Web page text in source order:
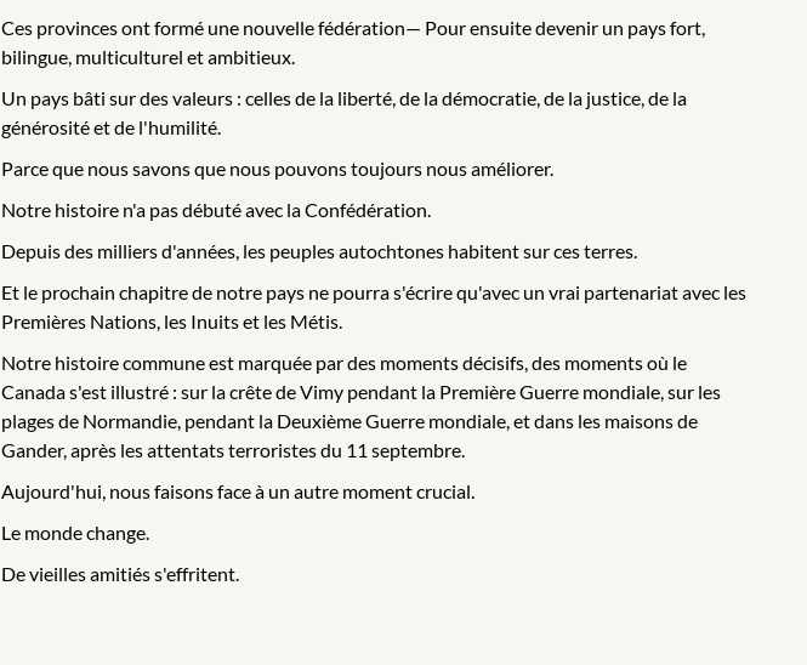
Ces provinces ont formé une nouvelle fédération— Pour ensuite devenir un pays fort,
bilingue, multiculturel et ambitieux.
Un pays bâti sur des valeurs : celles de la liberté, de la démocratie, de la justice, de la
générosité et de l'humilité.
Parce que nous savons que nous pouvons toujours nous améliorer.
Notre histoire n'a pas débuté avec la Confédération.
Depuis des milliers d'années, les peuples autochtones habitent sur ces terres.
Et le prochain chapitre de notre pays ne pourra s'écrire qu'avec un vrai partenariat avec les
Premières Nations, les Inuits et les Métis.
Notre histoire commune est marquée par des moments décisifs, des moments où le
Canada s'est illustré : sur la crête de Vimy pendant la Première Guerre mondiale, sur les
plages de Normandie, pendant la Deuxième Guerre mondiale, et dans les maisons de
Gander, après les attentats terroristes du 11 septembre.
Aujourd'hui, nous faisons face à un autre moment crucial.
Le monde change.
De vieilles amitiés s'effritent.